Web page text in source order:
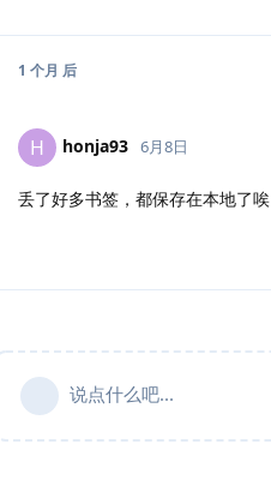
1 个月 后
H honja93 6月8日
丢了好多书签，都保存在本地了唉
说点什么吧...